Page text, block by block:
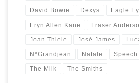
David Bowie Dexys Eagle
Eryn Allen Kane Fraser
Joan Thiele José James
N*Grandjean Natale Speech
The Milk The Smiths